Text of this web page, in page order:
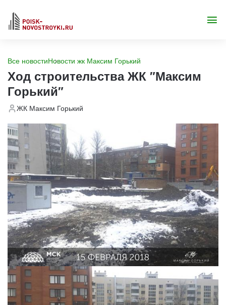
Все новостиНовости жк Максим Горький
Ход строительства ЖК "Максим
Горький"
ЖК Максим Горький